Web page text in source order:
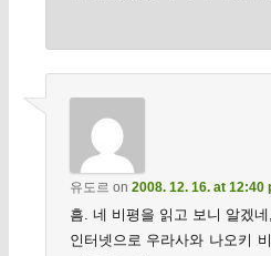
유도르 on 2008. 12. 16. at 12:40
흠. 네 비평을 읽고 보니 알겠네,
인터넷으로 우라사와 나오키